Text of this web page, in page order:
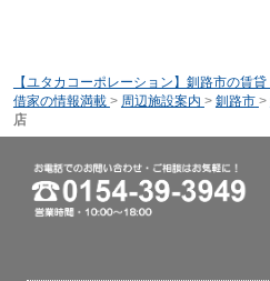
【ユタカコーポレーション】釧路市の賃
借家の情報満載 > 周辺施設案内 > 釧路市 >
店